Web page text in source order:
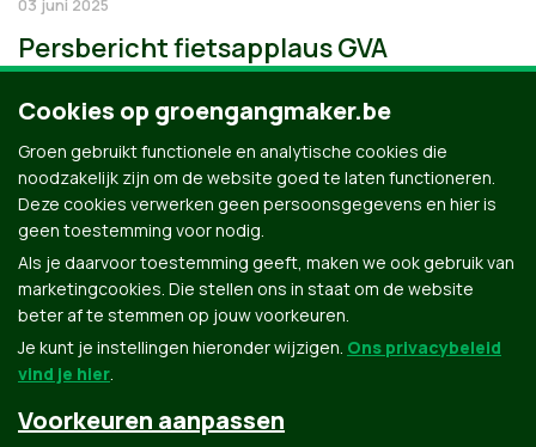
03 juni 2025
Persbericht fietsapplaus GVA
Groen.be
Cookies op groengangmaker.be
Groen gebruikt functionele en analytische cookies die
noodzakelijk zijn om de website goed te laten functioneren.
Deze cookies verwerken geen persoonsgegevens en hier is
geen toestemming voor nodig.
Als je daarvoor toestemming geeft, maken we ook gebruik van
marketingcookies. Die stellen ons in staat om de website
beter af te stemmen op jouw voorkeuren.
Je kunt je instellingen hieronder wijzigen. Ons privacybeleid
vind je hier.
Voorkeuren aanpassen